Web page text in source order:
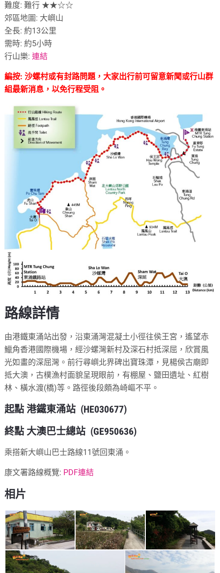
難度: 難行 ★★☆☆
郊區地圖: 大嶼山
全長: 約13公里
需時: 約5小時
行山樂:連結
編按: 沙螺村或有封路問題，大家出行前可留意新聞或行山群
組最新消息，以免行程受阻。
路線詳情
由港鐵東涌站出發，沿東涌灣混凝土小徑往侯王宮，遙望赤
鱲角香港國際機場，經沙螺灣新村及深石村抵深屈，欣賞風
光如畫的深屈灣。前行尋嶼北界碑出寶珠潭，見楊侯古廟即
抵大澳，古樸漁村面貌呈現眼前，有棚屋、鹽田遺址、紅樹
林、橫水渡(橋)等。路徑後段頗為崎嶇不平。
起點 港鐵東涌站 (HE030677)
終點 大澳巴士總站 (GE950636)
乘搭新大嶼山巴士路線11號回東涌。
康文署路線概覽: PDF連結
相片